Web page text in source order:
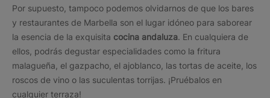
Por supuesto, tampoco podemos olvidarnos de que los bares
y restaurantes de Marbella son el lugar idóneo para saborear
la esencia de la exquisita cocina andaluza. En cualquiera de
ellos, podrás degustar especialidades como la fritura
malagueña, el gazpacho, el ajoblanco, las tortas de aceite, los
roscos de vino o las suculentas torrijas. ¡Pruébalos en
cualquier terraza!